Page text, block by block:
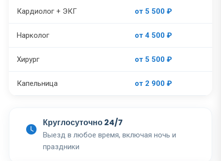
Кардиолог + ЭКГ от 5 500 ₽
Нарколог от 4 500 ₽
Хирург от 5 500 ₽
Капельница от 2 900 ₽
Круглосуточно 24/7
Выезд в любое время, включая ночь и
праздники